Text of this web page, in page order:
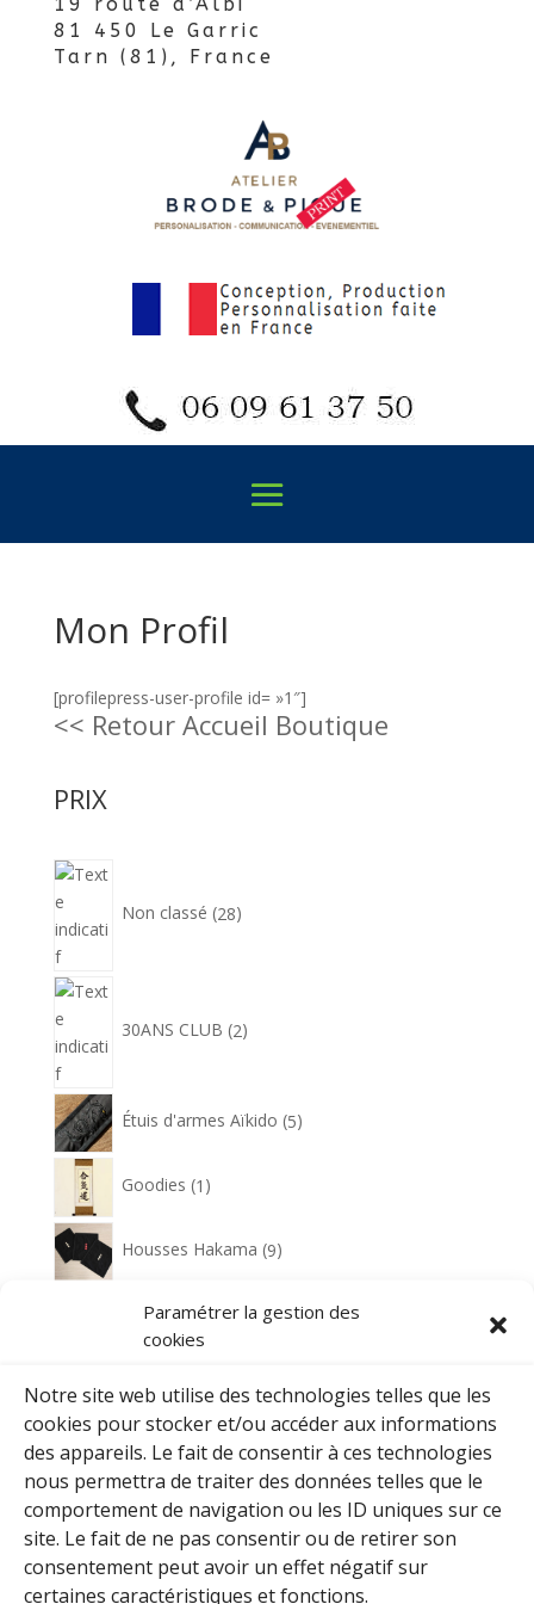
Paramétrer la gestion des
cookies
Notre site web utilise des technologies telles que les
cookies pour stocker et/ou accéder aux informations
des appareils. Le fait de consentir à ces technologies
nous permettra de traiter des données telles que le
comportement de navigation ou les ID uniques sur ce
site. Le fait de ne pas consentir ou de retirer son
consentement peut avoir un effet négatif sur
certaines caractéristiques et fonctions.
81 450 Le Garric
Tarn (81), France
Mon Profil
[profilepress-user-profile id= »1″]
<< Retour Accueil Boutique
PRIX
Non classé 28
30ANS CLUB 2
Étuis d'armes Aïkido 5
produits
Goodies 1
produit
Housses Hakama 9
produits
Housses Zooris 1
produit
produit
Polos 5
5
produits
Porte-clés 1
1
produit
Sacs de sports - Sacs à dos 6
produits